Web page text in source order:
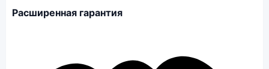
Расширенная гарантия